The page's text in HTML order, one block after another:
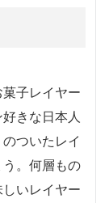
子レイヤー
きな日本人
ついたレイ
。何層もの
いレイヤー